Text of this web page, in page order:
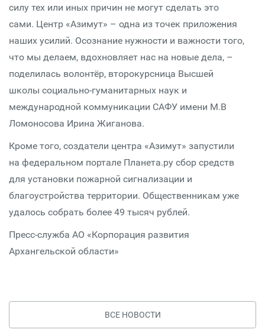
силу тех или иных причин не могут сделать это
сами. Центр «Азимут» – одна из точек приложения
наших усилий. Осознание нужности и важности того,
что мы делаем, вдохновляет нас на новые дела, –
поделилась волонтёр, второкурсница Высшей
школы социально-гуманитарных наук и
международной коммуникации САФУ имени М.В
Ломоносова Ирина Жиганова.
Кроме того, создатели центра «Азимут» запустили
на федеральном портале Планета.ру сбор средств
для установки пожарной сигнализации и
благоустройства территории. Общественникам уже
удалось собрать более 49 тысяч рублей.
Пресс-служба АО «Корпорация развития
Архангельской области»
ВСЕ НОВОСТИ